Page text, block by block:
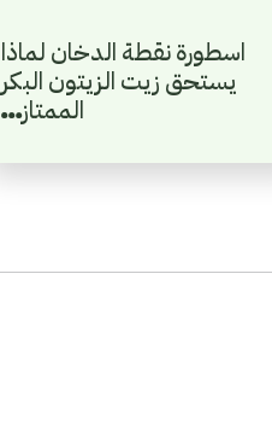
اسطورة نقطة الدخان لماذا
يستحق زيت الزيتون البكر
الممتاز…